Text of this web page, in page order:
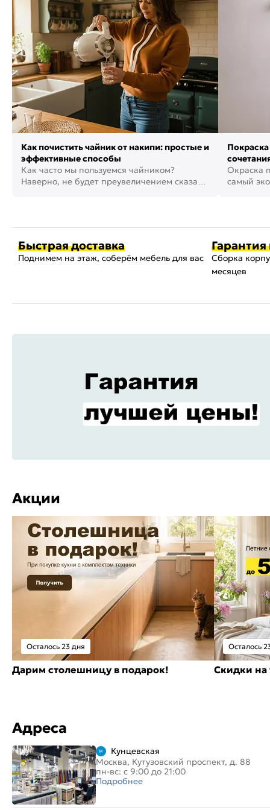
Как почистить чайник от накипи: простые и
эффективные способы
Как часто мы пользуемся чайником?
Наверно, не будет преувеличением сказать,
фото
Окраска
самый
Быстрая доставка
Поднимем на этаж, соберём мебель для вас
Гарантия
Сборка
месяцев
Акции
Осталось 23 дня
Дарим столешницу в подарок!
Осталось
Скидки на
Адреса
Кунцевская
Москва, Кутузовский проспект, д. 88
пн-вс: с 9:00 до 21:00
Подробнее